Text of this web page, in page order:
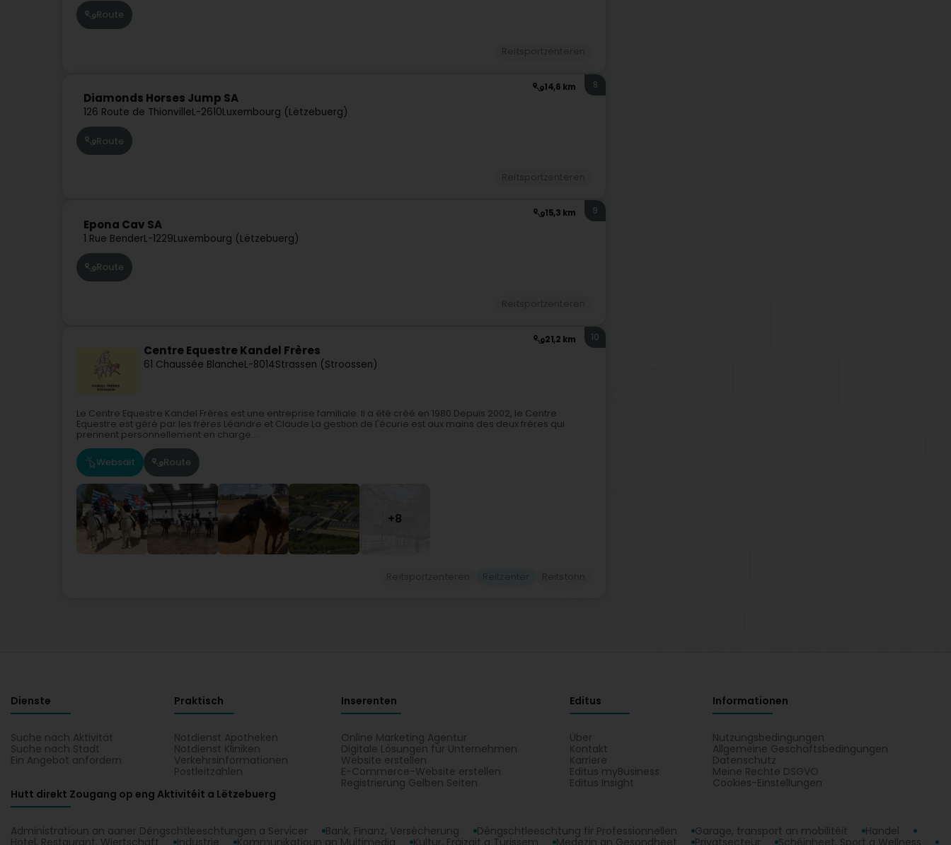
Route
14,6 km
Diamonds Horses Jump SA
126 Route de ThionvilleL-2610Luxembourg (Lëtzebuerg)
8
Route
15,3 km
Epona Cav SA
1 Rue BenderL-1229Luxembourg (Lëtzebuerg)
9
Route
21,2 km
Centre Equestre Kandel Frères
61 Chaussée BlancheL-8014Strassen (Stroossen)
10
Le Centre Equestre Kandel Frères est une entreprise familiale. Il a été créé en 1980.Depuis 2002, le Centre
Equestre est géré par les frères Léandre et Claude.La gestion de l'écurie est aux mains des deux frères qui
prennent personnellement en charge...
Websäit Route
+8
Dienste
Suche nach Aktivität
Suche nach Stadt
Ein Angebot anfordern
Praktisch
Notdienst Apotheken
Notdienst Kliniken
Verkehrsinformationen
Postleitzahlen
Inserenten
Online Marketing Agentur
Digitale Lösungen für Unternehmen
Website erstellen
E-Commerce-Website erstellen
Registrierung Gelben Seiten
Editus
Über
Kontakt
Karriere
Editus myBusiness
Editus Insight
Informationen
Nutzungsbedingungen
Allgemeine Geschäftsbedingungen
Datenschutz
Meine Rechte DSGVO
Cookies-Einstellungen
Hutt direkt Zougang op eng Aktivitéit a Lëtzebuerg
Administratioun an aaner Déngschtleeschtungen a Servicer Bank, Finanz, Versécherung Déngschtleeschtung fir Professionnellen Garage, transport an mobilitéit
Handel
Hotel, Restaurant, Wiertschaft
Industrie Kommunikatioun an Multimedia Kultur, Fräizäit a Turissem Medezin an Gesondheet Privatsecteur Schéinheet, Sport a Wellness